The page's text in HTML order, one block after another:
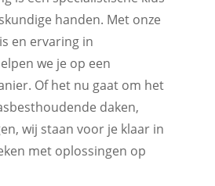
handen. Met onze
en ervaring in
we je op een
Of het nu gaat om het
daken,
wij staan voor je klaar in
met oplossingen op